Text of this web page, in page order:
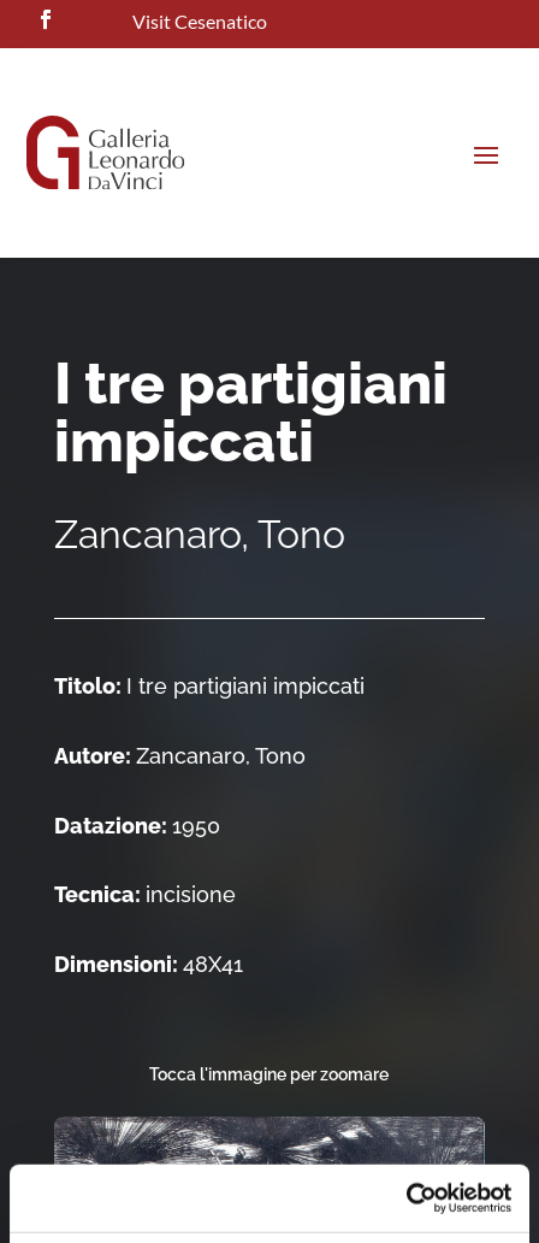
Visit Cesenatico
I tre partigiani
impiccati
Zancanaro, Tono
Titolo: I tre partigiani impiccati
Autore: Zancanaro, Tono
Datazione: 1950
Tecnica: incisione
Dimensioni: 48X41
Tocca l'immagine per zoomare